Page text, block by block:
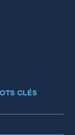
CLÉS